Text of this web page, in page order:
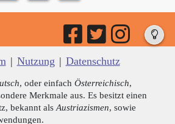
| Nutzung | Datenschutz
, oder einfach Österreichisch,
Merkmale aus. Es besitzt einen
bekannt als Austriazismen, sowie